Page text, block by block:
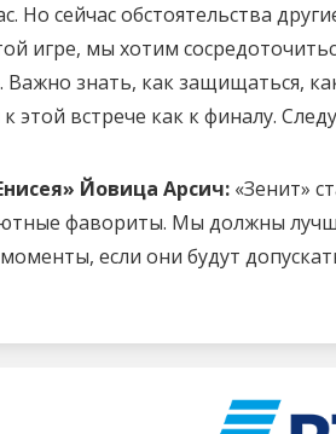
Но сейчас обстоятельства
игре, мы хотим
знать, как защищаться,
этой встрече как к финалу.
Йовица Арсич: «Зенит»
фавориты. Мы должны
если они будут